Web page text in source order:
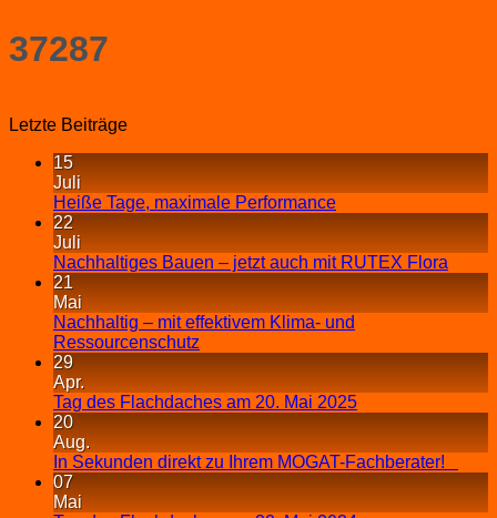
37287
Letzte Beiträge
15
Juli
Heiße Tage, maximale Performance
22
Juli
Nachhaltiges Bauen – jetzt auch mit RUTEX Flora
21
Mai
Nachhaltig – mit effektivem Klima- und
Ressourcenschutz
29
Apr.
Tag des Flachdaches am 20. Mai 2025
20
Aug.
In Sekunden direkt zu Ihrem MOGAT-Fachberater!
07
Mai